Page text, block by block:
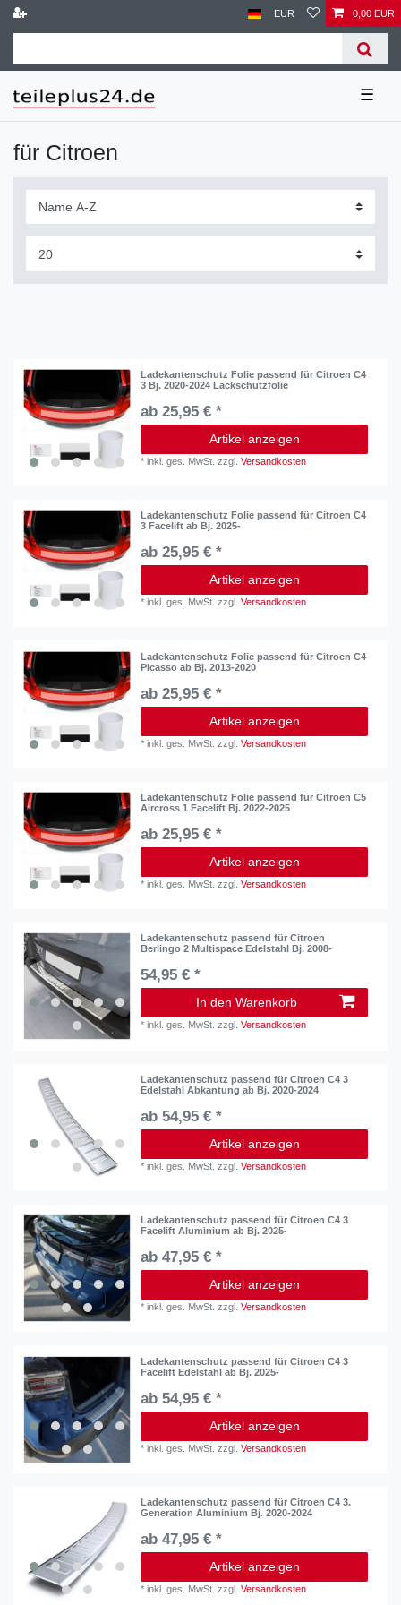
EUR 0,00 EUR
☰
für Citroen
Ladekantenschutz Folie passend für Citroen C4
3 Bj. 2020-2024 Lackschutzfolie
ab 25,95 € *
Artikel anzeigen
*inkl. ges. MwSt. zzgl.Versandkosten
Ladekantenschutz Folie passend für Citroen C4
3 Facelift ab Bj. 2025-
ab 25,95 € *
Artikel anzeigen
*inkl. ges. MwSt. zzgl.Versandkosten
Ladekantenschutz Folie passend für Citroen C4
Picasso ab Bj. 2013-2020
ab 25,95 € *
Artikel anzeigen
*inkl. ges. MwSt. zzgl.Versandkosten
Ladekantenschutz Folie passend für Citroen C5
Aircross 1 Facelift Bj. 2022-2025
ab 25,95 € *
Artikel anzeigen
*inkl. ges. MwSt. zzgl.Versandkosten
Ladekantenschutz passend für Citroen
Berlingo 2 Multispace Edelstahl Bj. 2008-
54,95 € *
In den Warenkorb
*inkl. ges. MwSt. zzgl.Versandkosten
Ladekantenschutz passend für Citroen C4 3
Edelstahl Abkantung ab Bj. 2020-2024
ab 54,95 € *
Artikel anzeigen
*inkl. ges. MwSt. zzgl.Versandkosten
Ladekantenschutz passend für Citroen C4 3
Facelift Aluminium ab Bj. 2025-
ab 47,95 € *
Artikel anzeigen
*inkl. ges. MwSt. zzgl.Versandkosten
Ladekantenschutz passend für Citroen C4 3
Facelift Edelstahl ab Bj. 2025-
ab 54,95 € *
Artikel anzeigen
*inkl. ges. MwSt. zzgl.Versandkosten
Ladekantenschutz passend für Citroen C4 3.
Generation Aluminium Bj. 2020-2024
ab 47,95 € *
Artikel anzeigen
*inkl. ges. MwSt. zzgl.Versandkosten